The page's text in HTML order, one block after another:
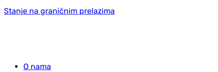
Stanje na graničnim prelazima
O nama